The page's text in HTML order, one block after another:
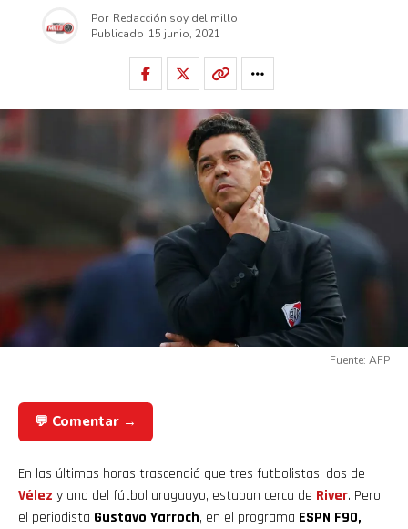
Por Redacción soy del millo
Publicado 15 junio, 2021
Fuente: AFP
💬 Comentar →
En las últimas horas trascendió que tres futbolistas, dos de
Vélez y uno del fútbol uruguayo, estaban cerca de River. Pero
el periodista Gustavo Yarroch, en el programa ESPN F90,